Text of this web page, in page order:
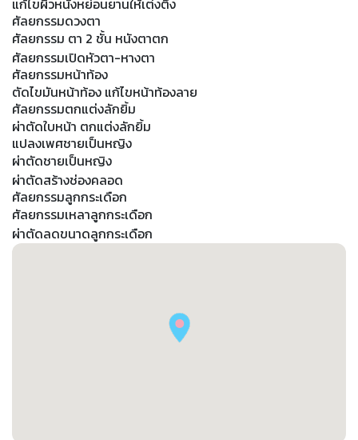
แก้ไขผิวหนังหย่อนยานให้เต่งตึง
ศัลยกรรมดวงตา
ศัลยกรรม ตา 2 ชั้น หนังตาตก
ศัลยกรรมเปิดหัวตา-หางตา
ศัลยกรรมหน้าท้อง
ตัดไขมันหน้าท้อง แก้ไขหน้าท้องลาย
ศัลยกรรมตกแต่งลักยิ้ม
ผ่าตัดใบหน้า ตกแต่งลักยิ้ม
แปลงเพศชายเป็นหญิง
ผ่าตัดชายเป็นหญิง
ผ่าตัดสร้างช่องคลอด
ศัลยกรรมลูกกระเดือก
ศัลยกรรมเหลาลูกกระเดือก
ผ่าตัดลดขนาดลูกกระเดือก